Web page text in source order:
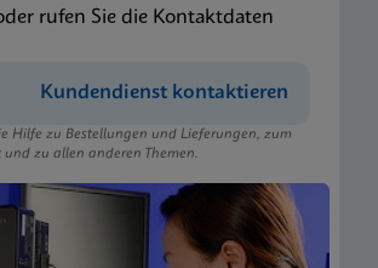
rufen Sie die Kontaktdaten
Kundendienst kontaktieren
Hilfe zu Bestellungen und Lieferungen, zum
und zu allen anderen Themen.